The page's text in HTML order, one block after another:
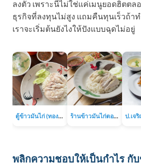
ลงตัว เพราะนี่ไม่ใช่แค่เมนูยอดฮิตตล
ธุรกิจที่ลงทุนไม่สูง แถมคืนทุนเร็วถ้า
เราจะเริ่มต้นยังไงให้ปังแบบฉุดไม่อยู่
ตู้ข้าวมันไก่ (ทองหล่อ) ร้านข้าวมันไก่ตอนเจ๊เส่ย (ถนนลาดพร้าว-วังหิน)
พลิกความชอบให้เป็นกำไร กั